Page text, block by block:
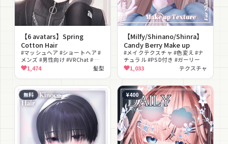
【6 avatars】Spring
Cotton Hair
#マッシュヘア #ショートヘア #
メンズ #男性向け #VRChat #髪
型 #クール #ナチュラル
1,474 髪型
【Milfy/Shinano/Shinra】
Candy Berry Make up
#メイクテクスチャ #色変え #ナ
チュラル #PSD付き #ガーリー
1,033 テクスチャ
無料 ¥400